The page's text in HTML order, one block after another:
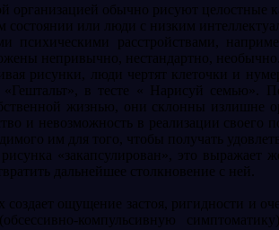
организацией обычно рисуют
состоянии или люди с низким
психическими расстройствами,
непривычно, нестандартно, необычно.
рисунки, люди чертят клеточки и
«Гештальт», в тесте « Нарисуй семью».
жизнью, они склонны излишне
и невозможность в реализации
им для того, чтобы получать
«закапсулирован», это
дальнейшее столкновение с ней.
ощущение застоя, ригидности и
компульсивную